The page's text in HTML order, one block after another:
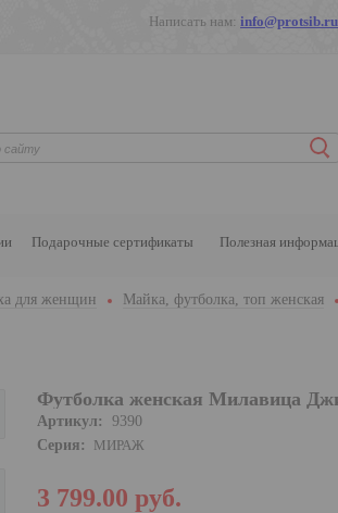
Написать нам: info@protsib.ru
Подарочные сертификаты Полезная
для женщин Майка, футболка, топ женская
Футболка женская Милавица
Артикул:
9390
Серия:
МИРАЖ
3 799.00 руб.